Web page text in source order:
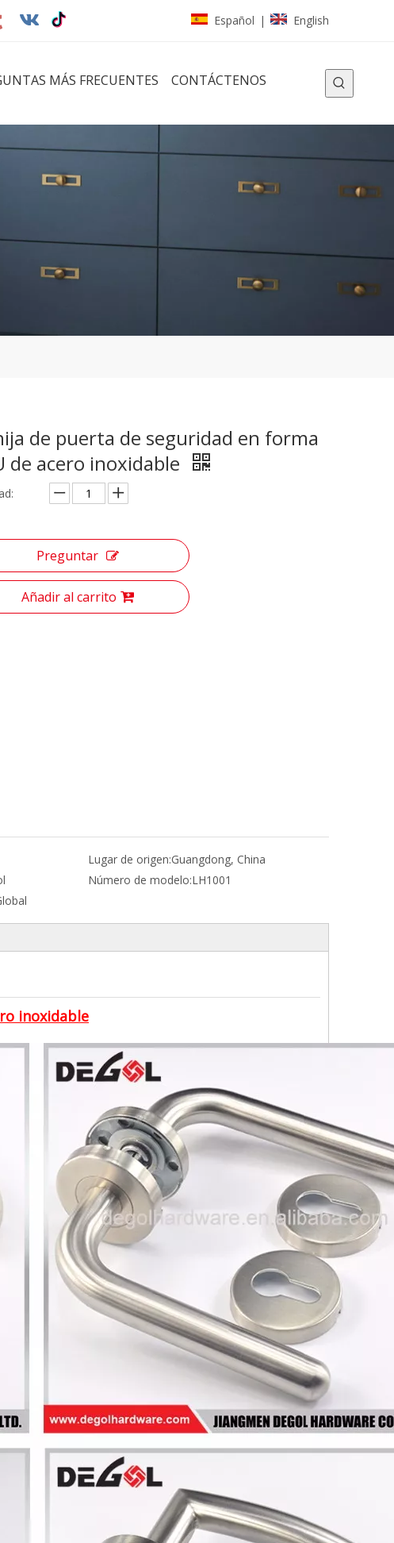
Español | English
MÁS FRECUENTES CONTÁCTENOS
de puerta de seguridad en forma
de acero inoxidable
Preguntar
Añadir al carrito
Lugar de origen:Guangdong, China
Número de modelo:LH1001
inoxidable